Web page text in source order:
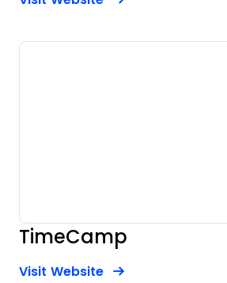
TimeCamp
Visit WebsiteOpens New Window